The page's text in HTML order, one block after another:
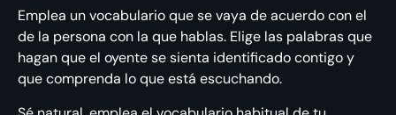
Emplea un vocabulario que se vaya de acuerdo con el
de la persona con la que hablas. Elige las palabras que
hagan que el oyente se sienta identificado contigo y
que comprenda lo que está escuchando.